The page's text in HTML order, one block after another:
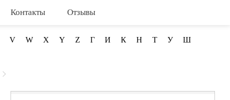
Контакты Отзывы
V W X Y Z Г И К Н Т У Ш